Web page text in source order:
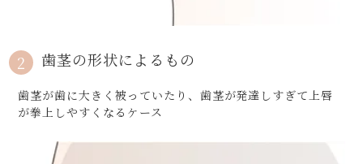
2 歯茎の形状によるもの
歯茎が歯に大きく被っていたり、歯茎が発達しすぎて上唇
が拳上しやすくなるケース